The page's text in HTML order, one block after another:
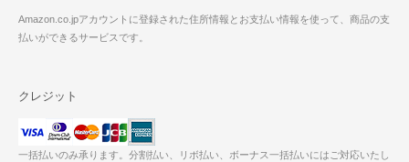
Amazon.co.jpアカウントに登録された住所情報とお支払い情報を使って、商品の支
払いができるサービスです。
クレジット
一括払いのみ承ります。分割払い、リボ払い、ボーナス一括払いにはご対応いたし